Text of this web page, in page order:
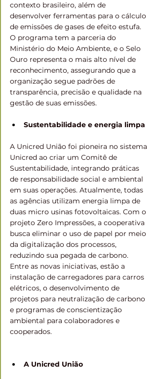
contexto brasileiro, além de
desenvolver ferramentas para o cálculo
de emissões de gases de efeito estufa.
O programa tem a parceria do
Ministério do Meio Ambiente, e o Selo
Ouro representa o mais alto nível de
reconhecimento, assegurando que a
organização segue padrões de
transparência, precisão e qualidade na
gestão de suas emissões.
Sustentabilidade e energia limpa
A Unicred União foi pioneira no sistema
Unicred ao criar um Comitê de
Sustentabilidade, integrando práticas
de responsabilidade social e ambiental
em suas operações. Atualmente, todas
as agências utilizam energia limpa de
duas micro usinas fotovoltaicas. Com o
projeto Zero Impressões, a cooperativa
busca eliminar o uso de papel por meio
da digitalização dos processos,
reduzindo sua pegada de carbono.
Entre as novas iniciativas, estão a
instalação de carregadores para carros
elétricos, o desenvolvimento de
projetos para neutralização de carbono
e programas de conscientização
ambiental para colaboradores e
cooperados.
A Unicred União